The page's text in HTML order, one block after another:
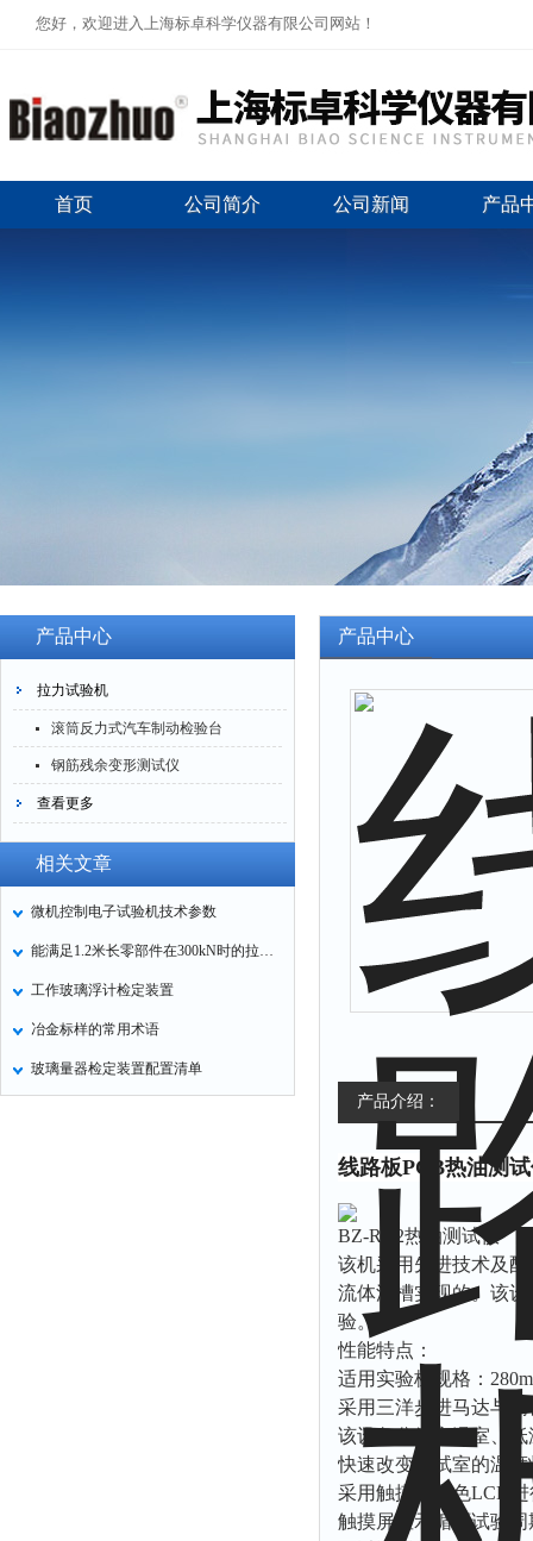
您好，欢迎进入上海标卓科学仪器有限公司网站！
首页 公司简介 公司新闻 产品
产品中心
拉力试验机
滚筒反力式汽车制动检验台
钢筋残余变形测试仪
查看更多
相关文章
微机控制电子试验机技术参数
能满足1.2米长零部件在300kN时的拉力试验机
工作玻璃浮计检定装置
冶金标样的常用术语
玻璃量器检定装置配置清单
产品中心
产品介绍：
线路板PCB热油测
BZ-RY2热
该机采用先进技术及
流体浴槽实现的。该
验。
性能特点：
适用实验板规格：
采用三洋步进马达与
该设备分为高温室、
快速改变测试室的温
采用触摸式彩色LCD
触摸屏显示循环试验